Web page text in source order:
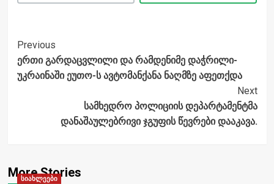
Post
Navigation
Previous
ერთი გარდაცვლილი და რამდენიმე დაჭრილი-
უკრაინაში ეუთო-ს ავტომანქანა ნაღმზე აფეთქდა
Next
სამხედრო პოლიციის დეპარტამენტმა
დანაშაულებრივი ჯგუფის წევრები დააკავა.
More Stories
სიახლეები